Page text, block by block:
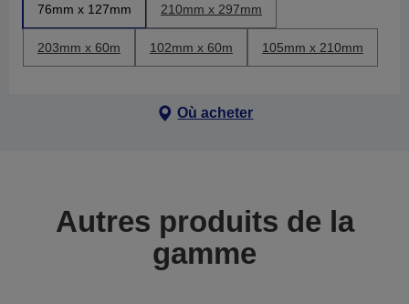
76mm x 127mm 210mm x 297mm
203mm x 60m 102mm x 60m 105mm x 210mm
Où acheter
Autres produits de la
gamme